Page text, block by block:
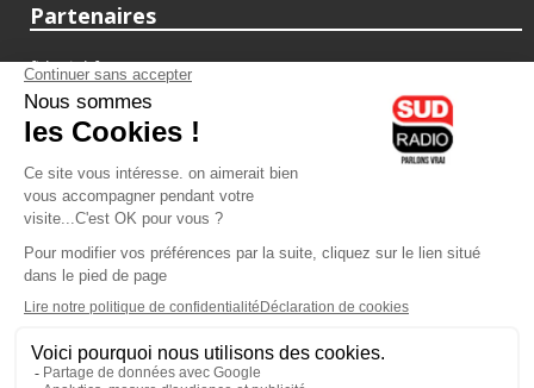
Partenaires
fiducial.fr
lyoncapitale.fr
olympique-et-lyonnais.com
L'application Iphone / Android
Téléchargez l'application
Les cookies
Gestion des cookies